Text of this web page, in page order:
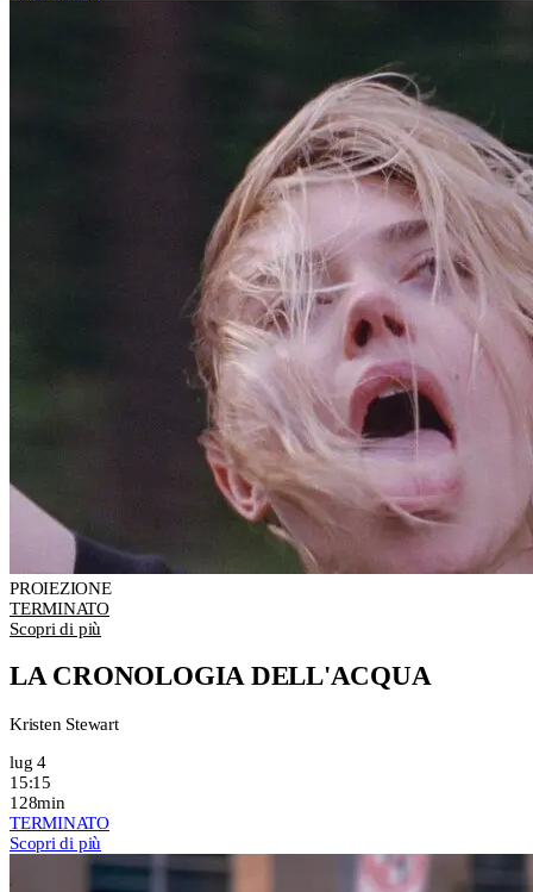
PROIEZIONE
TERMINATO
Scopri di più
LA CRONOLOGIA DELL'ACQUA
Kristen Stewart
lug 4
15:15
128min
TERMINATO
Scopri di più